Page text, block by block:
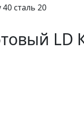
сталь 20
LD